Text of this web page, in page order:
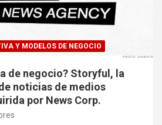
Y MODELOS DE NEGOCIO
de negocio? Storyful, la
noticias de medios
por News Corp.